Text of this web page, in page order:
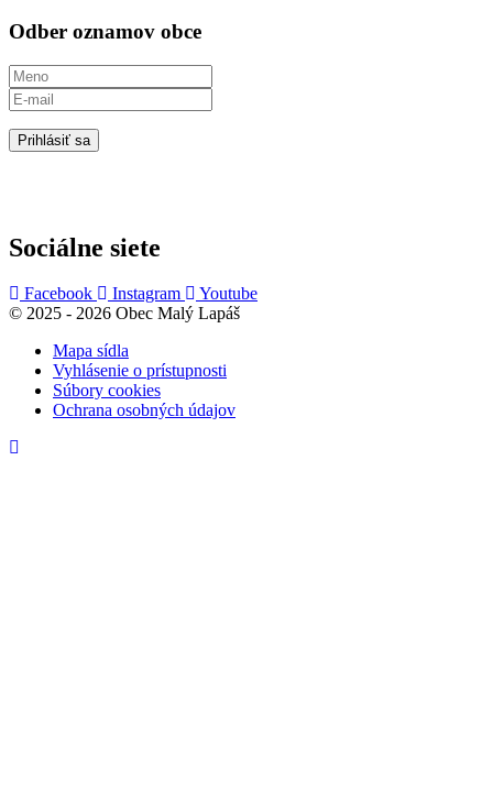
Odber oznamov obce
Prihlásiť sa
Sociálne siete
Facebook Instagram
Youtube
© 2025 - 2026 Obec Malý Lapáš
Mapa sídla
Vyhlásenie o prístupnosti
Súbory cookies
Ochrana osobných údajov